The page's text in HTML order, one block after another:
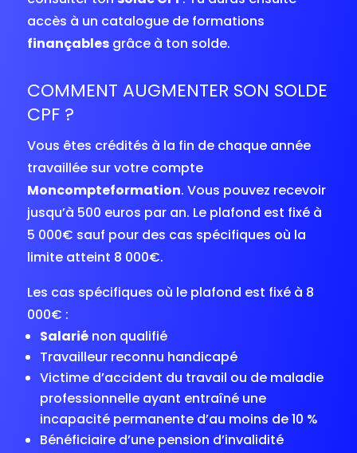
accès à un catalogue de formations
finançablesgrâce à ton solde.
COMMENT AUGMENTER SON SOLDE
CPF ?
Vous êtes crédités à la fin de chaque année
travaillée sur votre compte
Moncompteformation. Vous pouvez recevoir
jusqu’à 500 euros par an. Le plafond est fixé à
5 000€ sauf pour des cas spécifiques où la
limite atteint 8 000€.
Les cas spécifiques où le plafond est fixé à 8
000€ :
Salariénon qualifié
Travailleur reconnu handicapé
Victime d’accident du travail ou de maladie
professionnelle ayant entraîné une
incapacité permanente d’au moins de 10 %
Bénéficiaire d’une pension d’invalidité